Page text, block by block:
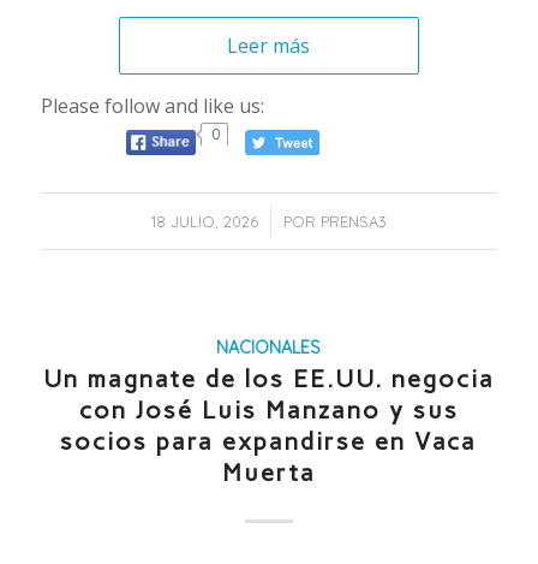
Leer más
Please follow and like us:
0
18 JULIO, 2026
/ POR PRENSA3
NACIONALES
Un magnate de los EE.UU. negocia
con José Luis Manzano y sus
socios para expandirse en Vaca
Muerta